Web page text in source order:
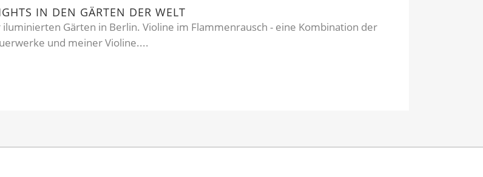
IN DEN GÄRTEN DER WELT
Gärten in Berlin. Violine im Flammenrausch - eine Kombination der
und meiner Violine....